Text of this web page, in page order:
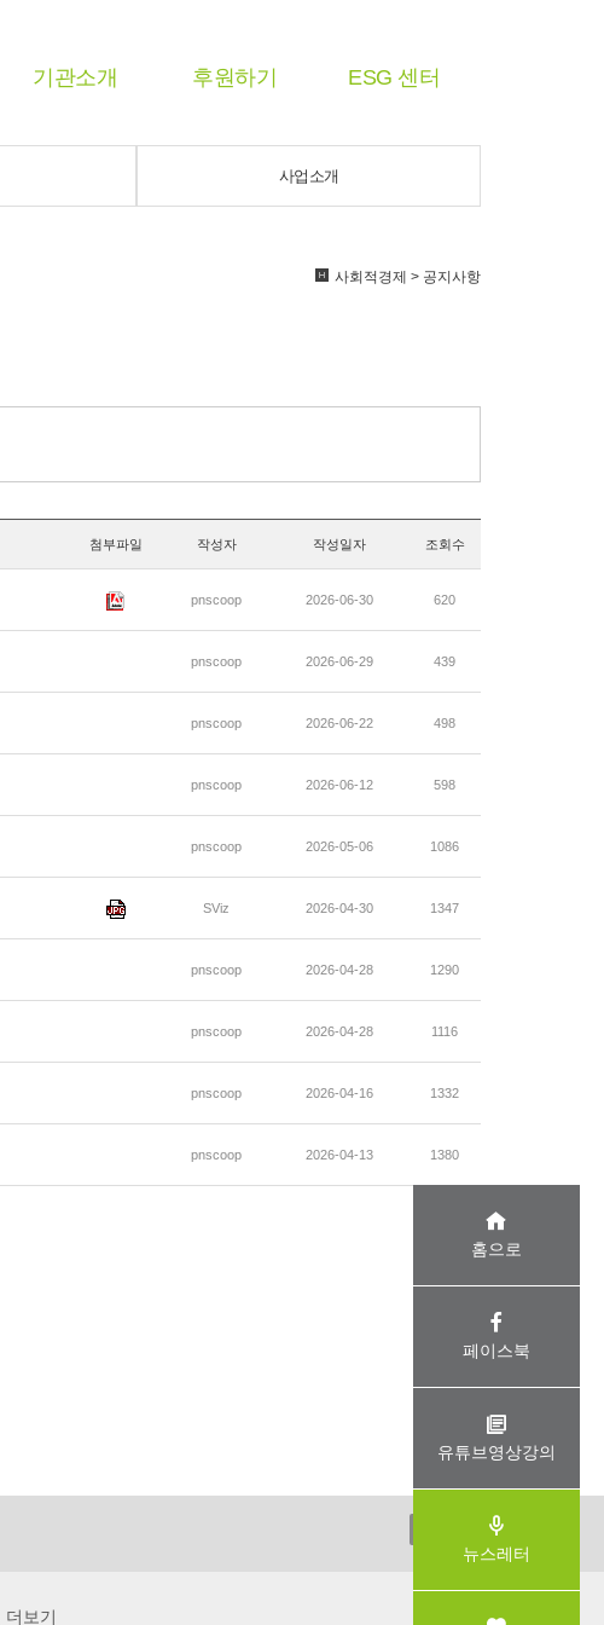
기관소개 후원하기 ESG 센터
사업소개
사회적경제 > 공지사항
첨부파일 작성자 작성일자 조회수
pnscoop 2026-06-30 620
pnscoop 2026-06-29 439
pnscoop 2026-06-22 498
pnscoop 2026-06-12 598
pnscoop 2026-05-06 1086
SViz 2026-04-30 1347
pnscoop 2026-04-28 1290
pnscoop 2026-04-28 1116
pnscoop 2026-04-16 1332
pnscoop 2026-04-13 1380
홈으로
페이스북
유튜브영상강의
뉴스레터
더보기